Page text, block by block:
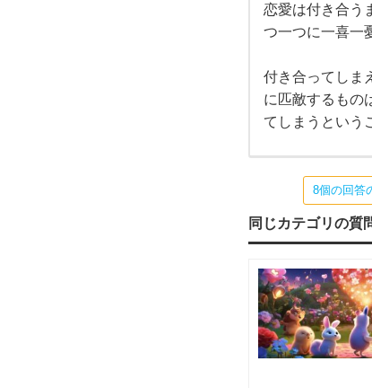
葉よ
く聞
き
ま
よ
ね。
そ
う
恋愛
は付
での
過程
が一
番ド
キド
て楽
ない
です
か
恋愛は付き合う
つ一つに一喜一
付き合ってしま
に匹敵するもの
てしまうという
8個の回答
同じカテゴリの質